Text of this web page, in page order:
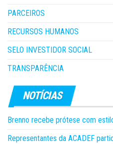
PARCEIROS
RECURSOS HUMANOS
SELO INVESTIDOR SOCIAL
TRANSPARÊNCIA
Brenno recebe prótese com
Representantes da ACADEF